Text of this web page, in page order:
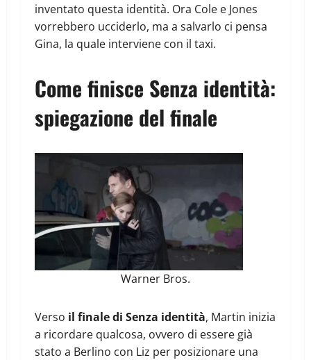
inventato questa identità. Ora Cole e Jones
vorrebbero ucciderlo, ma a salvarlo ci pensa
Gina, la quale interviene con il taxi.
Come finisce Senza identità:
spiegazione del finale
Warner Bros.
Verso il finale di Senza identità, Martin inizia
a ricordare qualcosa, ovvero di essere già
stato a Berlino con Liz per posizionare una